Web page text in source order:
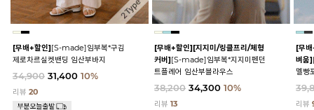
[무배+할인][S-made]임부복*구김
제로차르실켓밴딩 임산부바지
34,900 31,400 10%
리뷰 20
[무배+할인][지지미/링클프리/체형
커버][S-made]임부복*지지미펜던
트플레어 임산부블라우스
38,200 34,300 10%
리뷰13
[무
벼움]
멜빵
리뷰